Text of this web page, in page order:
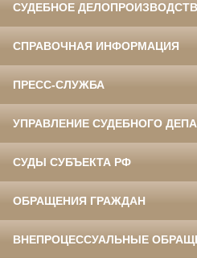
СУДЕБНОЕ
СПРАВОЧНАЯ ИНФОРМАЦИЯ
ПРЕСС-СЛУЖБА
УПРАВЛЕНИЕ СУДЕБНОГО
СУДЫ СУБЪЕКТА РФ
ОБРАЩЕНИЯ ГРАЖДАН
ВНЕПРОЦЕССУАЛЬНЫЕ